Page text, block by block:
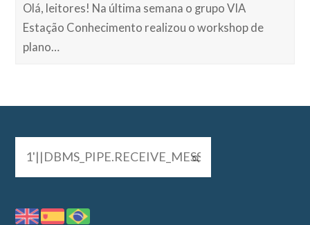
Olá, leitores! Na última semana o grupo VIA
Estação Conhecimento realizou o workshop de
plano…